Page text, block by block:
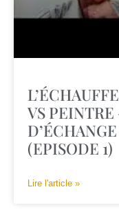
VS
(EPISODE 1)
Lire l'article »